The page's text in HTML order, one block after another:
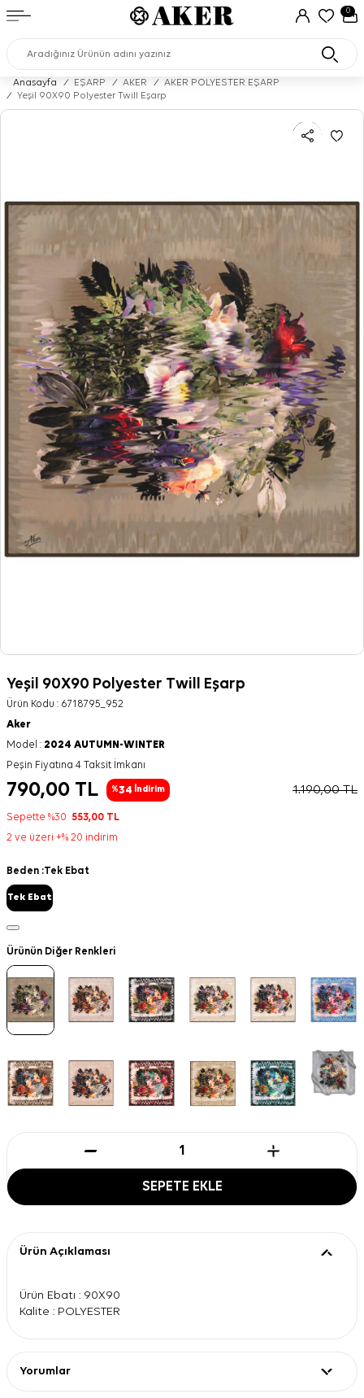
0
Anasayfa / EŞARP / AKER /
AKER POLYESTER EŞARP
/
Yeşil 90X90 Polyester Twill Eşarp
Yeşil 90X90 Polyester Twill Eşarp
Ürün Kodu : 6718795_952
Aker
Model : 2024 AUTUMN-WINTER
Peşin Fiyatına 4 Taksit İmkanı
790,00 TL %34 İndirim 1.190,00TL
Sepette %30 553,00 TL
2 ve üzeri +% 20 indirim
Beden :Tek Ebat
Tek Ebat
Ürünün Diğer Renkleri
SEPETE EKLE
Ürün Açıklaması
Ürün Ebatı : 90X90
Kalite : POLYESTER
Yorumlar